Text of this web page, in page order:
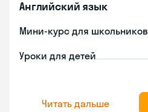
Английский язык
Мини-курс для школьников
Уроки для детей
Читать дальше